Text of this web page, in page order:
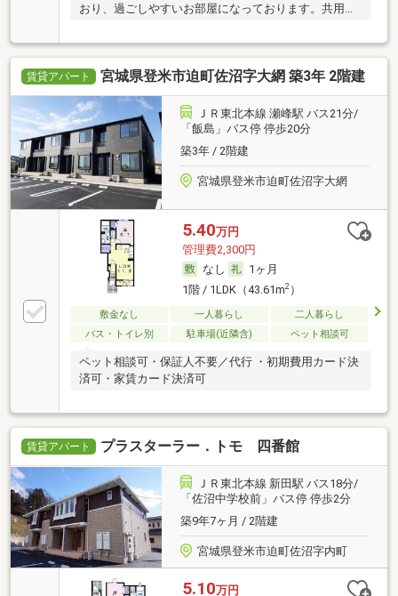
おり、過ごしやすいお部屋になっております。共用部
賃貸アパート 宮城県登米市迫町佐沼字大網 築3年 2階建
ＪＲ東北本線 瀬峰駅 バス21分/
「飯島」バス停 停歩20分
築3年 / 2階建
宮城県登米市迫町佐沼字大網
5.40万円
管理費2,300円
なし
1ヶ月
1階 / 1LDK（43.61m2）
敷金なし 一人暮らし
二人暮らし
バス・トイレ別
駐車場(近隣含) ペット相談可
ペット相談可・保証人不要／代行 ・初期費用カード決
済可・家賃カード決済可
賃貸アパート プラスターラー．トモ 四番館
ＪＲ東北本線 新田駅 バス18分/
「佐沼中学校前」バス停 停歩2分
築9年7ヶ月 / 2階建
宮城県登米市迫町佐沼字内町
5.10万円